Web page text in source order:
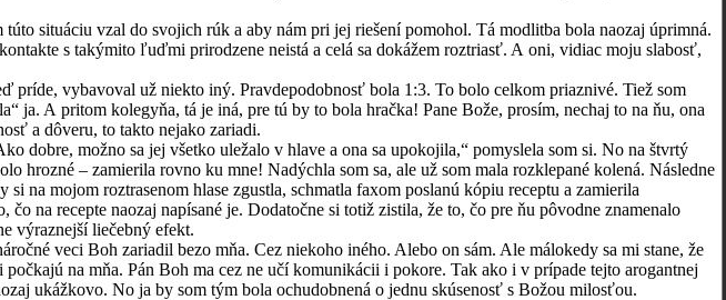
vzal do svojich rúk a aby nám pri jej riešení pomohol. Tá modlitba bola naozaj úprimná.
s takýmito ľuďmi prirodzene neistá a celá sa dokážem roztriasť. A oni, vidiac moju slabosť,
vybavoval už niekto iný. Pravdepodobnosť bola 1:3. To bolo celkom priaznivé. Tiež som
ja. A pritom kolegyňa, tá je iná, pre tú by to bola hračka! Pane Bože, prosím, nechaj to na ňu, ona
a dôveru, to takto nejako zariadi.
možno sa jej všetko uležalo v hlave a ona sa upokojila,“ pomyslela som si. No na štvrtý
hrozné – zamierila rovno ku mne! Nadýchla som sa, ale už som mala rozklepané kolená. Následne
na mojom roztrasenom hlase zgustla, schmatla faxom poslanú kópiu receptu a zamierila
na recepte naozaj napísané je. Dodatočne si totiž zistila, že to, čo pre ňu pôvodne znamenalo
výraznejší liečebný efekt.
veci Boh zariadil bezo mňa. Cez niekoho iného. Alebo on sám. Ale málokedy sa mi stane, že
na mňa. Pán Boh ma cez ne učí komunikácii i pokore. Tak ako i v prípade tejto arogantnej
ukážkovo. No ja by som tým bola ochudobnená o jednu skúsenosť s Božou milosťou.